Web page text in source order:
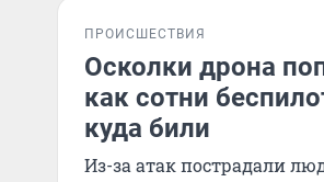
ПРОИСШЕСТВИЯ
Осколки дрона
как сотни
куда били
Из-за атак пострадали